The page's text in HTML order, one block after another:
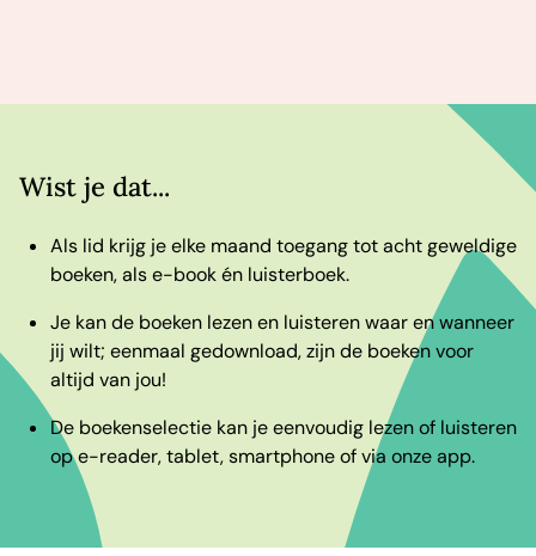
Wist je dat...
Als lid krijg je elke maand toegang tot acht geweldige
boeken, als e-book én luisterboek.
Je kan de boeken lezen en luisteren waar en wanneer
jij wilt; eenmaal gedownload, zijn de boeken voor
altijd van jou!
De boekenselectie kan je eenvoudig lezen of luisteren
op e-reader, tablet, smartphone of via onze app.